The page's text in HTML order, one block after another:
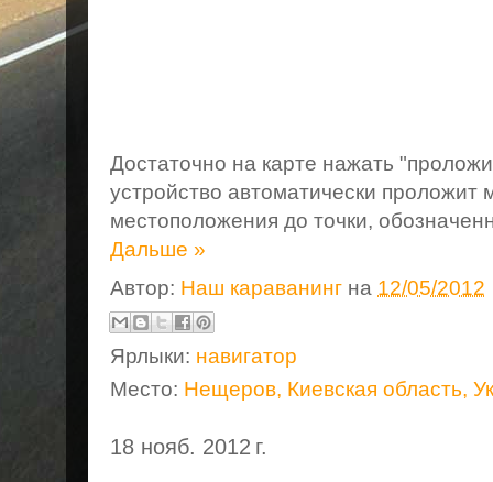
Достаточно на карте нажать
устройство автоматически проложит
местоположения до точки,
Дальше »
Автор: Наш караванинг на 12/05/2012
Ярлыки: навигатор
Место: Нещеров, Киевская область,
18 нояб. 2012 г.